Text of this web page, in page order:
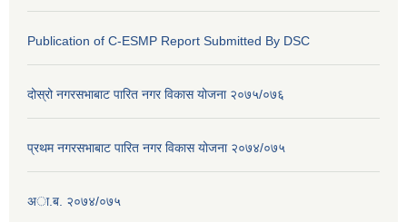
Publication of C-ESMP Report Submitted By DSC
दोस्रो नगरसभाबाट पारित नगर विकास योजना २०७५/०७६
प्रथम नगरसभाबाट पारित नगर विकास योजना २०७४/०७५
अा.ब. २०७४/०७५